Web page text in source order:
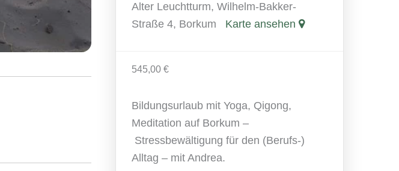
Alter Leuchtturm, Wilhelm-Bakker-
Straße 4, Borkum Karte ansehen
545,00 €
Bildungsurlaub mit Yoga, Qigong,
Meditation auf Borkum –
Stressbewältigung für den (Berufs-)
Alltag – mit Andrea.